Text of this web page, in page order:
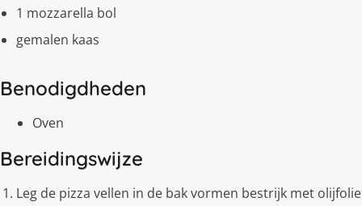
1 mozzarella bol
gemalen kaas
Benodigdheden
Oven
Bereidingswijze
Leg de pizza vellen in de bak vormen bestrijk met olijfolie